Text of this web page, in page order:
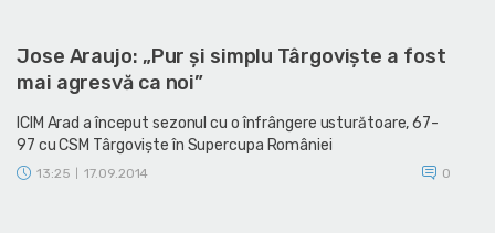
Jose Araujo: „Pur şi simplu Târgovişte a fost
mai agresvă ca noi”
ICIM Arad a început sezonul cu o înfrângere usturătoare, 67-
97 cu CSM Târgovişte în Supercupa României
13:25 17.09.2014 0